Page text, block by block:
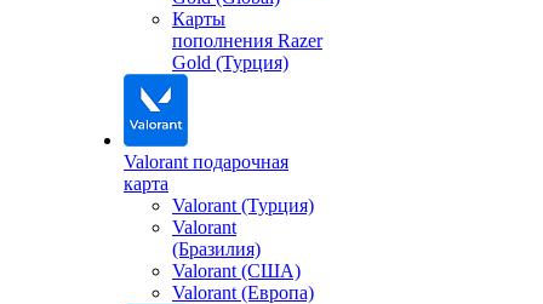
Карты
пополнения Razer
Gold (Турция)
Valorant подарочная
карта
Valorant (Турция)
Valorant
(Бразилия)
Valorant (США)
Valorant (Европа)